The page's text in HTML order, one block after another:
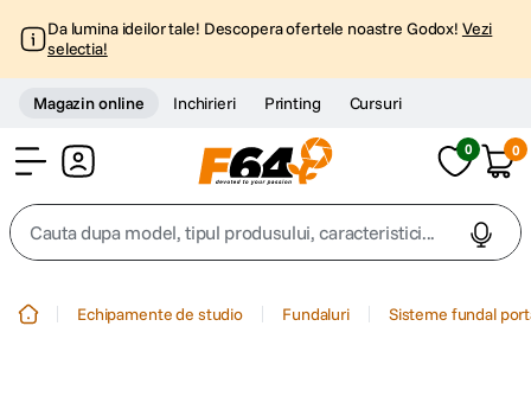
Da lumina ideilor tale! Descopera ofertele noastre Godox! Vezi
selectia!
Magazin online Inchirieri Printing Cursuri
0 0
Cauta dupa model, tipul produsului, caracteristici...
Echipamente de studio Fundaluri Sisteme fundal